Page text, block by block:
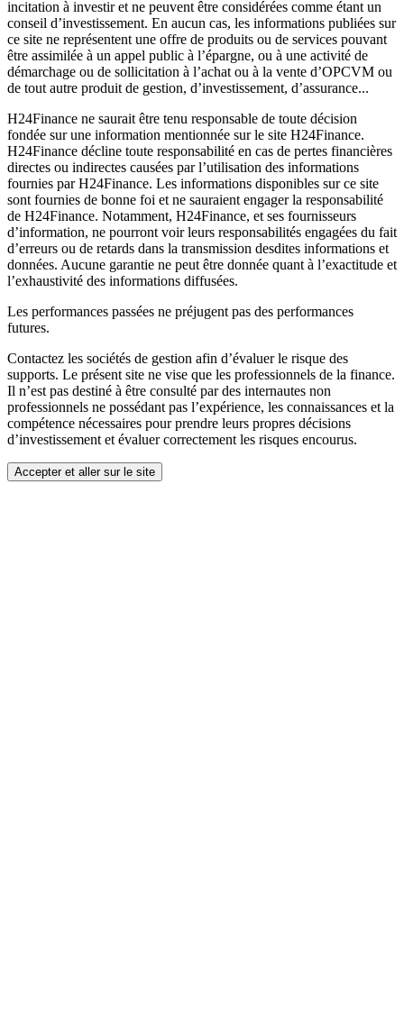
incitation à investir et ne peuvent être considérées comme étant un
conseil d’investissement. En aucun cas, les informations publiées sur
ce site ne représentent une offre de produits ou de services pouvant
être assimilée à un appel public à l’épargne, ou à une activité de
démarchage ou de sollicitation à l’achat ou à la vente d’OPCVM ou
de tout autre produit de gestion, d’investissement, d’assurance...
H24Finance ne saurait être tenu responsable de toute décision
fondée sur une information mentionnée sur le site H24Finance.
H24Finance décline toute responsabilité en cas de pertes financières
directes ou indirectes causées par l’utilisation des informations
fournies par H24Finance. Les informations disponibles sur ce site
sont fournies de bonne foi et ne sauraient engager la responsabilité
de H24Finance. Notamment, H24Finance, et ses fournisseurs
d’information, ne pourront voir leurs responsabilités engagées du fait
d’erreurs ou de retards dans la transmission desdites informations et
données. Aucune garantie ne peut être donnée quant à l’exactitude et
l’exhaustivité des informations diffusées.
Les performances passées ne préjugent pas des performances
futures.
Contactez les sociétés de gestion afin d’évaluer le risque des
supports. Le présent site ne vise que les professionnels de la finance.
Il n’est pas destiné à être consulté par des internautes non
professionnels ne possédant pas l’expérience, les connaissances et la
compétence nécessaires pour prendre leurs propres décisions
d’investissement et évaluer correctement les risques encourus.
Accepter et aller sur le site